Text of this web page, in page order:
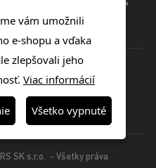
SK s.r.o. - Všetky práva
vám umožnili
e-shopu a vďaka
zlepšovali jeho
Viac informácií
Všetko vypnuté